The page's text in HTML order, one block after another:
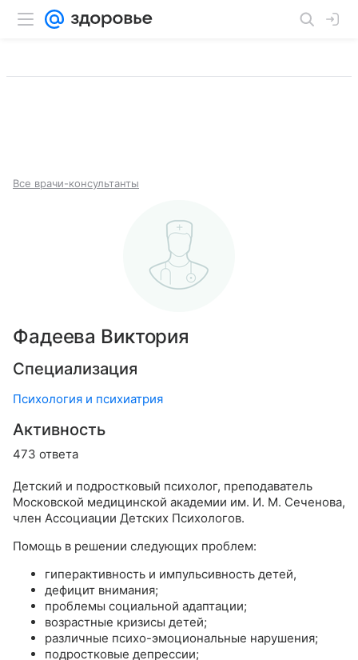
Все врачи-консультанты
Фадеева Виктория
Специализация
Психология и психиатрия
Активность
473 ответа
Детский и подростковый психолог, преподаватель
Московской медицинской академии им. И. М. Сеченова,
член Ассоциации Детских Психологов.
Помощь в решении следующих проблем:
гиперактивность и импульсивность детей,
дефицит внимания;
проблемы социальной адаптации;
возрастные кризисы детей;
различные психо-эмоциональные нарушения;
подростковые депрессии;